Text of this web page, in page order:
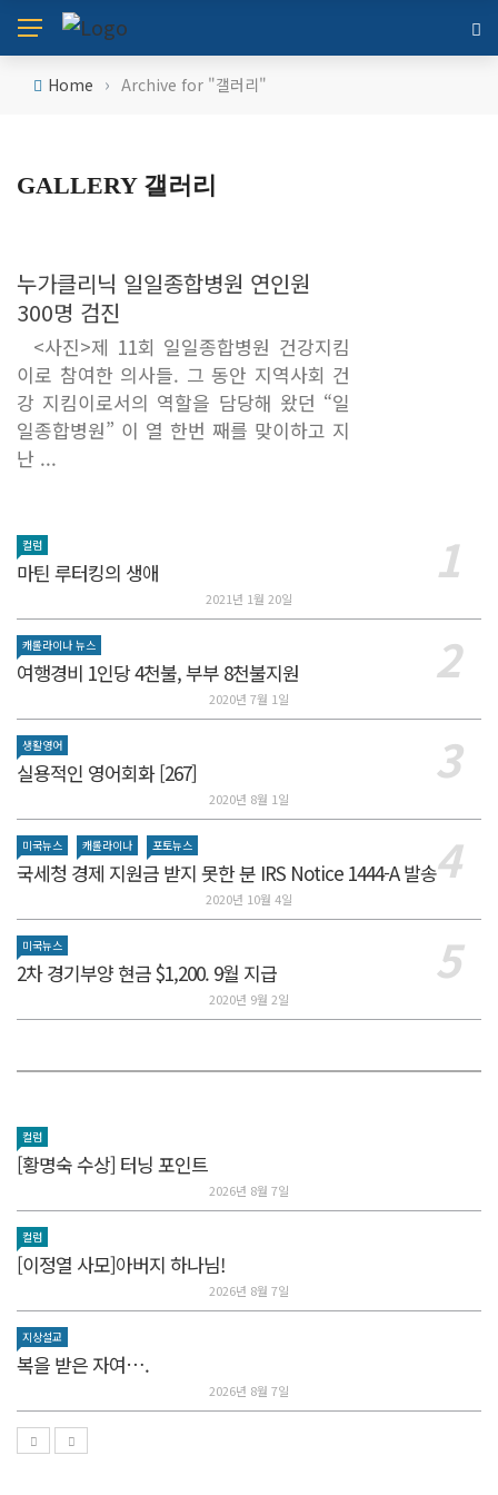
Home › Archive for "갤러리"
GALLERY 갤러리
누가클리닉 일일종합병원 연인원
300명 검진
<사진>제 11회 일일종합병원 건강지킴
이로 참여한 의사들. 그 동안 지역사회 건
강 지킴이로서의 역할을 담당해 왔던 “일
일종합병원” 이 열 한번 째를 맞이하고 지
난 ...
컬럼
마틴 루터킹의 생애
2021년 1월 20일
캐롤라이나 뉴스
여행경비 1인당 4천불, 부부 8천불지원
2020년 7월 1일
생활영어
실용적인 영어회화 [267]
2020년 8월 1일
미국뉴스 캐롤라이나 포토뉴스
국세청 경제 지원금 받지 못한 분 IRS Notice 1444-A 발송
2020년 10월 4일
미국뉴스
2차 경기부양 현금 $1,200. 9월 지급
2020년 9월 2일
컬럼
[황명숙 수상] 터닝 포인트
2026년 8월 7일
컬럼
[이정열 사모]아버지 하나님!
2026년 8월 7일
지상설교
복을 받은 자여….
2026년 8월 7일